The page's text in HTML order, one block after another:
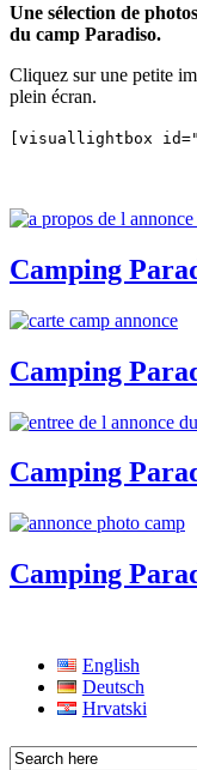
Une sélection de
du camp Paradiso.
Cliquez sur une petite
plein écran.
[visuallightbox
Camping
Camping
Camping
Camping
English
Deutsch
Hrvatski